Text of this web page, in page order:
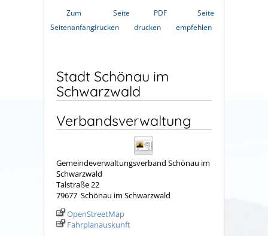
Zum
Seitenanfang
Seite
drucken
PDF
drucken
Seite
empfehlen
Stadt Schönau im
Schwarzwald
Verbandsverwaltung
Gemeindeverwaltungsverband Schönau im
Schwarzwald
Talstraße 22
79677 Schönau im Schwarzwald
OpenStreetMap
Fahrplanauskunft